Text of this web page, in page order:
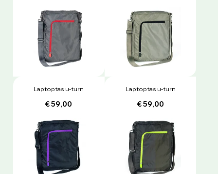
Laptoptas u-turn
€ 59,00
Laptoptas u-turn
€ 59,00